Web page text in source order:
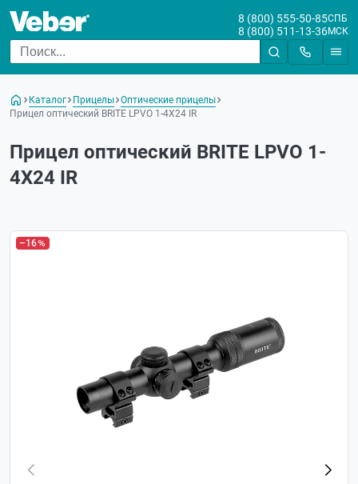
8 (800) 555-50-85СПБ
8 (800) 511-13-36МСК
Каталог Прицелы Оптические прицелы
Прицел оптический BRITE LPVO 1-4X24 IR
Прицел оптический BRITE LPVO 1-
4X24 IR
–16